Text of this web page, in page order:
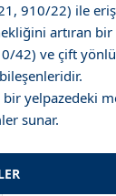
910/22) ile
artıran
42) ve çift
bir yelpazedeki
sunar.